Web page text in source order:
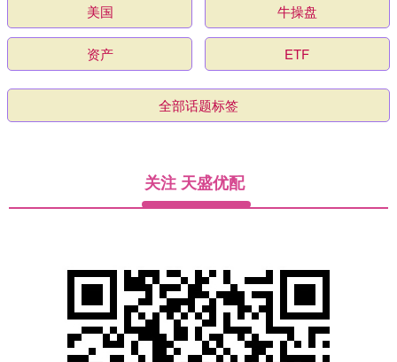
美国 牛操盘
资产 ETF
全部话题标签
关注 天盛优配